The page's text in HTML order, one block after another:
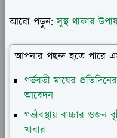
আরো পড়ুন:সুস্থ থাকার
আপনার পছন্দ হতে পারে
গর্ভবতী মায়ের
আবেদন
গর্ভাবস্থায় বাচ্চার ওজন
খাবার